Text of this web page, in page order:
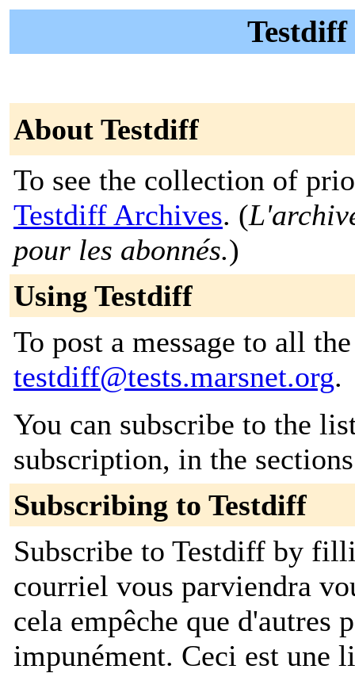
Testdiff
About Testdiff
To see the collection of
Testdiff Archives. (
pour les abonnés.)
Using Testdiff
To post a message to all
testdiff@tests.marsnet.org.
You can subscribe to the
subscription, in the
Subscribing to Testdiff
Subscribe to Testdiff by
courriel vous parviendra
cela empêche que d'autres
impunément. Ceci est une